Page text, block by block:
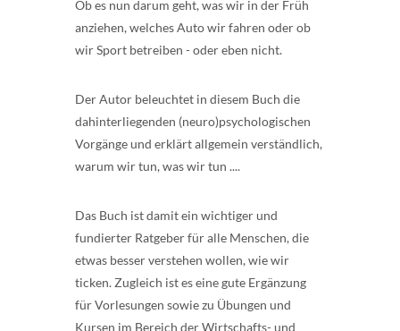
Ob es nun darum geht, was wir in der Früh
anziehen, welches Auto wir fahren oder ob
wir Sport betreiben - oder eben nicht.
Der Autor beleuchtet in diesem Buch die
dahinterliegenden (neuro)psychologischen
Vorgänge und erklärt allgemein verständlich,
warum wir tun, was wir tun ....
Das Buch ist damit ein wichtiger und
fundierter Ratgeber für alle Menschen, die
etwas besser verstehen wollen, wie wir
ticken. Zugleich ist es eine gute Ergänzung
für Vorlesungen sowie zu Übungen und
Kursen im Bereich der Wirtschafts- und